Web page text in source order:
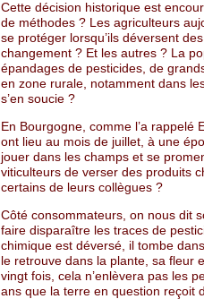
Cette décision historique est
de méthodes ? Les agriculteurs
se protéger lorsqu’ils déversent
changement ? Et les autres ? La
épandages de pesticides, de
en zone rurale, notamment dans
s’en soucie ?
En Bourgogne, comme l’a
ont lieu au mois de juillet, à une
jouer dans les champs et se
viticulteurs de verser des produits
certains de leurs collègues ?
Côté consommateurs, on nous dit
faire disparaître les traces de
chimique est déversé, il tombe
le retrouve dans la plante, sa fleur
vingt fois, cela n’enlèvera pas les
ans que la terre en question reçoit